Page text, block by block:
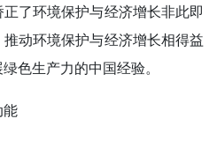
了环境保护与经济增长非此即
动环境保护与经济增长相得益
色生产力的中国经验。
能